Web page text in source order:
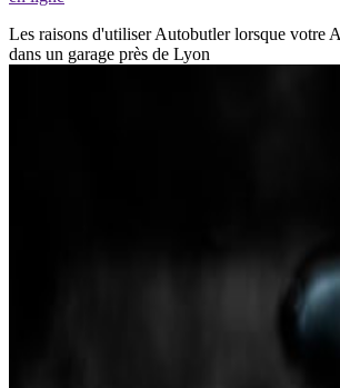
Les raisons d'utiliser Autobutler lorsque votre
dans un garage près de Lyon